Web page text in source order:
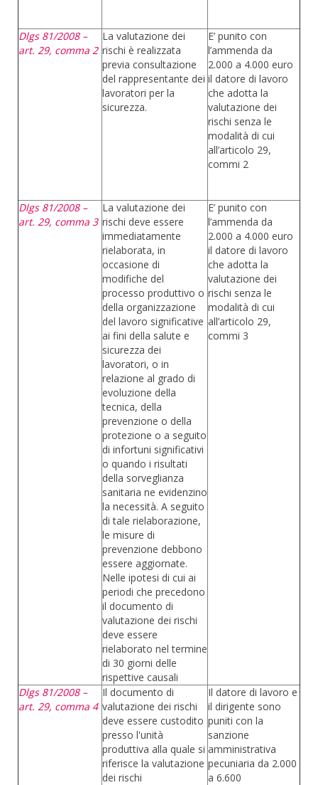
Dlgs 81/2008 –
art. 29, comma 2
La valutazione dei
rischi è realizzata
previa consultazione
del rappresentante dei
lavoratori per la
sicurezza.
E’ punito con
l’ammenda da
2.000 a 4.000 euro
il datore di lavoro
che adotta la
valutazione dei
rischi senza le
modalità di cui
all’articolo 29,
commi 2
Dlgs 81/2008 –
art. 29, comma 3
La valutazione dei
rischi deve essere
immediatamente
rielaborata, in
occasione di
modifiche del
processo produttivo o
della organizzazione
del lavoro significative
ai fini della salute e
sicurezza dei
lavoratori, o in
relazione al grado di
evoluzione della
tecnica, della
prevenzione o della
protezione o a seguito
di infortuni significativi
o quando i risultati
della sorveglianza
sanitaria ne evidenzino
la necessità. A seguito
di tale rielaborazione,
le misure di
prevenzione debbono
essere aggiornate.
Nelle ipotesi di cui ai
periodi che precedono
il documento di
valutazione dei rischi
deve essere
rielaborato nel termine
di 30 giorni delle
rispettive causali
E’ punito con
l’ammenda da
2.000 a 4.000 euro
il datore di lavoro
che adotta la
valutazione dei
rischi senza le
modalità di cui
all’articolo 29,
commi 3
Dlgs 81/2008 –
art. 29, comma 4
Il documento di
valutazione dei rischi
deve essere custodito
presso l'unità
produttiva alla quale si
riferisce la valutazione
dei rischi
Il datore di lavoro e
il dirigente sono
puniti con la
sanzione
amministrativa
pecuniaria da 2.000
a 6.600